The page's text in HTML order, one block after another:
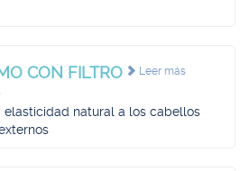
Leer más
CON FILTRO
elasticidad natural a los cabellos